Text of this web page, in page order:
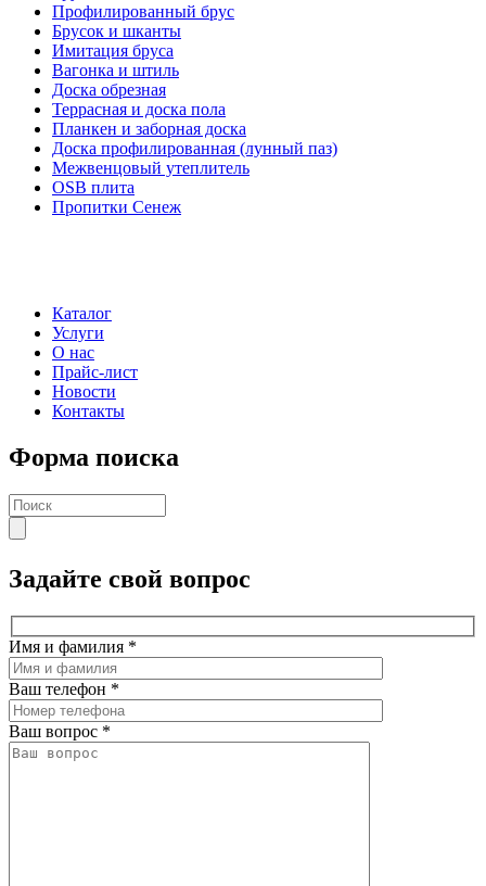
Профилированный брус
Брусок и шканты
Имитация бруса
Вагонка и штиль
Доска обрезная
Террасная и доска пола
Планкен и заборная доска
Доска профилированная (лунный паз)
Межвенцовый утеплитель
OSB плита
Пропитки Сенеж
Каталог
Услуги
О нас
Прайс-лист
Новости
Контакты
Форма поиска
Задайте свой вопрос
Имя и фамилия *
Ваш телефон *
Ваш вопрос *